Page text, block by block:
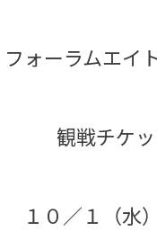
フォーラムエイ
観戦チケ
１０／１（水